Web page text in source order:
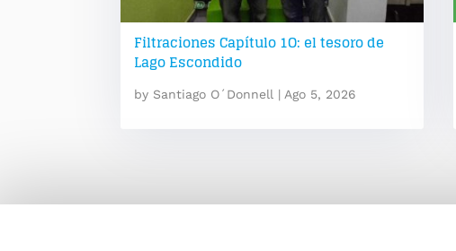
Filtraciones Capítulo 1O: el tesoro de
Lago Escondido
by Santiago O´Donnell | Ago 5, 2026